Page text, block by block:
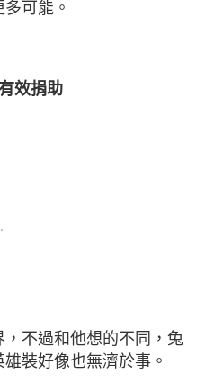
可能。
效捐助
不過和他想的不同，兔
裝好像也無濟於事。